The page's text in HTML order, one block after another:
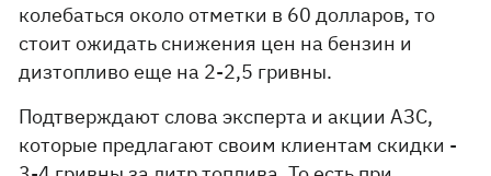
колебаться около отметки в 60 долларов, то
стоит ожидать снижения цен на бензин и
дизтопливо еще на 2-2,5 гривны.
Подтверждают слова эксперта и акции АЗС,
которые предлагают своим клиентам скидки -